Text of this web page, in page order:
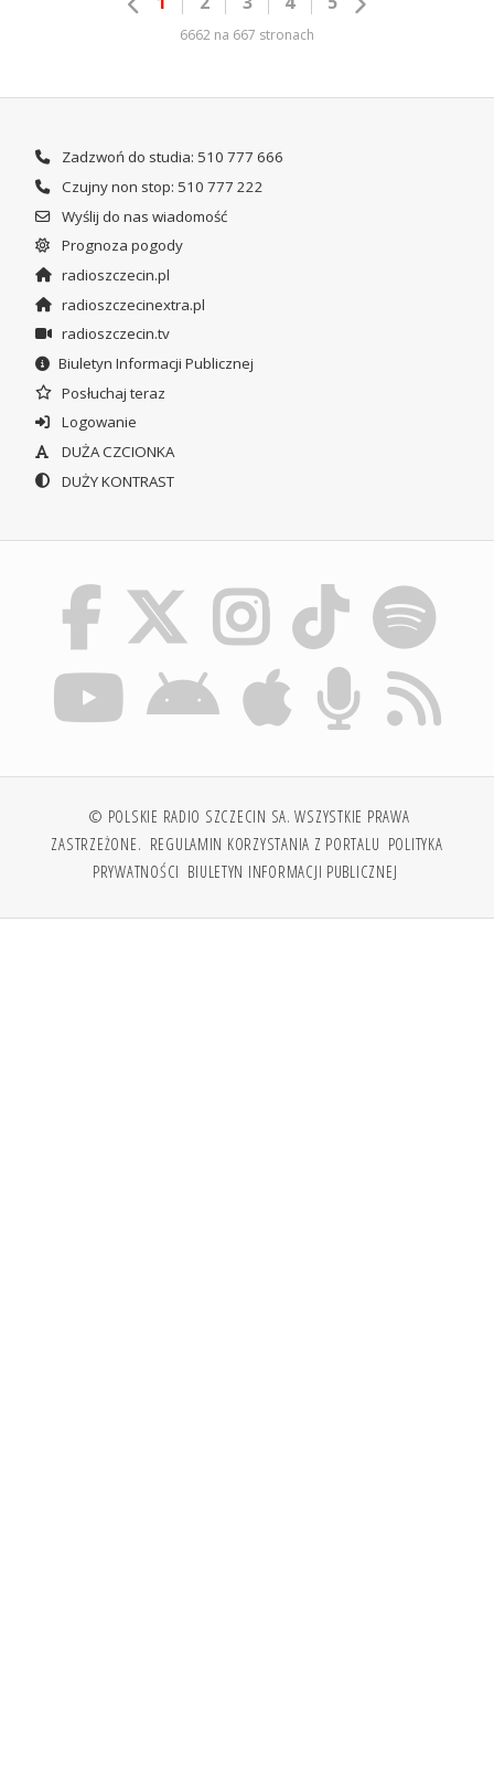
6662 na 667 stronach
Zadzwoń do studia: 510 777 666
Czujny non stop: 510 777 222
Wyślij do nas wiadomość
Prognoza pogody
radioszczecin.pl
radioszczecinextra.pl
radioszczecin.tv
Biuletyn Informacji Publicznej
Posłuchaj teraz
Logowanie
DUŻA CZCIONKA
DUŻY KONTRAST
© POLSKIE RADIO SZCZECIN SA. WSZYSTKIE PRAWA
ZASTRZEŻONE. REGULAMIN KORZYSTANIA Z PORTALU POLITYKA
PRYWATNOŚCI BIULETYN INFORMACJI PUBLICZNEJ